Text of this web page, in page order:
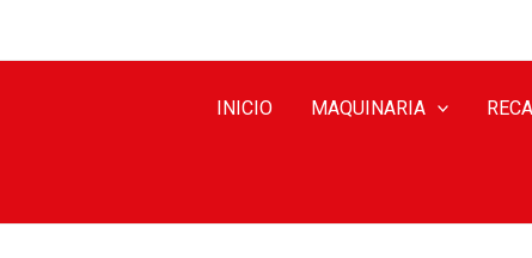
INICIO MAQUINARIA